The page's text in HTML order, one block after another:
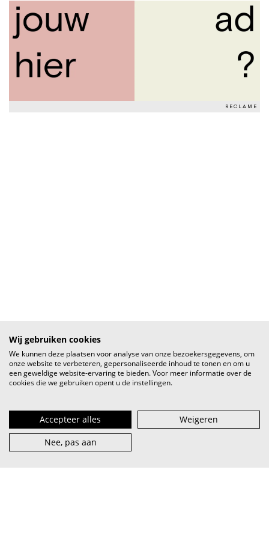
RECLAME
Wij gebruiken cookies
We kunnen deze plaatsen voor analyse van onze bezoekersgegevens, om
onze website te verbeteren, gepersonaliseerde inhoud te tonen en om u
een geweldige website-ervaring te bieden. Voor meer informatie over de
cookies die we gebruiken opent u de instellingen.
Accepteer alles
Weigeren
Nee, pas aan